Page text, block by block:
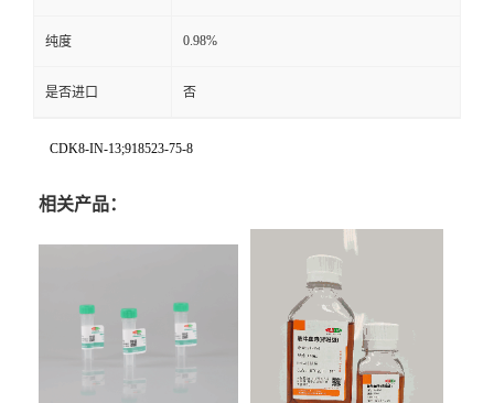
纯度 0.98%
是否进口 否
CDK8-IN-13;918523-75-8
相关产品：